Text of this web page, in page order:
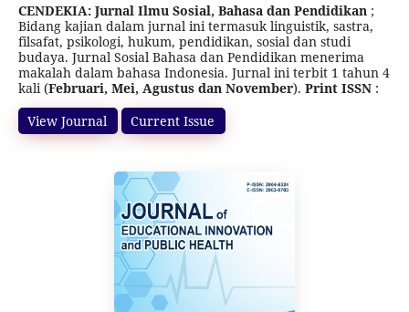
CENDEKIA: Jurnal Ilmu Sosial, Bahasa dan Pendidikan;
Bidang kajian dalam jurnal ini termasuk linguistik, sastra,
filsafat, psikologi, hukum, pendidikan, sosial dan studi
budaya. Jurnal Sosial Bahasa dan Pendidikan menerima
makalah dalam bahasa Indonesia. Jurnal ini terbit 1 tahun 4
kali (Februari, Mei, Agustus dan November). Print ISSN :
2962-3561, Online ISSN:2961-7588
SINTA 5 (SK Direktur Jenderal Pendidikan Tinggi, Riset, dan
Teknologi Nomor156/C/C3/KPT/2026
Tahun 2023 sampai Volume 8 Nomor 1 Tahun 2028.
View Journal Current Issue